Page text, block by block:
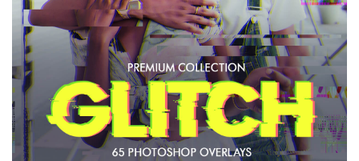
मुफ्त डाउनलोड